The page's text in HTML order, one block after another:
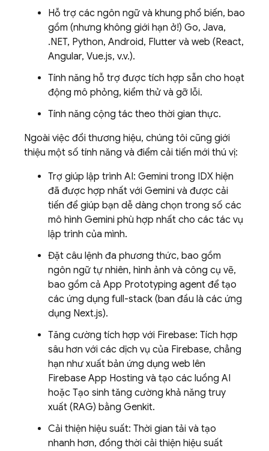
Hỗ trợ các ngôn ngữ và khung phổ biến, bao
gồm (nhưng không giới hạn ở!) Go, Java,
.NET, Python, Android, Flutter và web (React,
Angular, Vue.js, v.v.).
Tính năng hỗ trợ được tích hợp sẵn cho hoạt
động mô phỏng, kiểm thử và gỡ lỗi.
Tính năng cộng tác theo thời gian thực.
Ngoài việc đổi thương hiệu, chúng tôi cũng giới
thiệu một số tính năng và điểm cải tiến mới thú vị:
Trợ giúp lập trình AI: Gemini trong IDX hiện
đã được hợp nhất với Gemini và được cải
tiến để giúp bạn dễ dàng chọn trong số các
mô hình Gemini phù hợp nhất cho các tác vụ
lập trình của mình.
Đặt câu lệnh đa phương thức, bao gồm
ngôn ngữ tự nhiên, hình ảnh và công cụ vẽ,
bao gồm cả App Prototyping agent để tạo
các ứng dụng full-stack (ban đầu là các ứng
dụng Next.js).
Tăng cường tích hợp với Firebase: Tích hợp
sâu hơn với các dịch vụ của Firebase, chẳng
hạn như xuất bản ứng dụng web lên
Firebase App Hosting và tạo các luồng AI
hoặc Tạo sinh tăng cường khả năng truy
xuất (RAG) bằng Genkit.
Cải thiện hiệu suất: Thời gian tải và tạo
nhanh hơn, đồng thời cải thiện hiệu suất